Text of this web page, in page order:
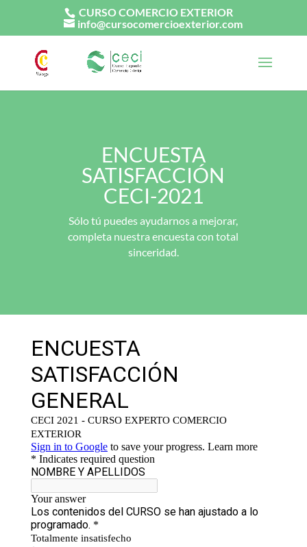
CURSO COMERCIO EXTERIOR
info@cursocomercioexterior.com
ENCUESTA
SATISFACCIÓN
CECI-2021
Sólo tú puedes ayudarnos a mejorar,
completa nuestra encuesta con total
sinceridad.